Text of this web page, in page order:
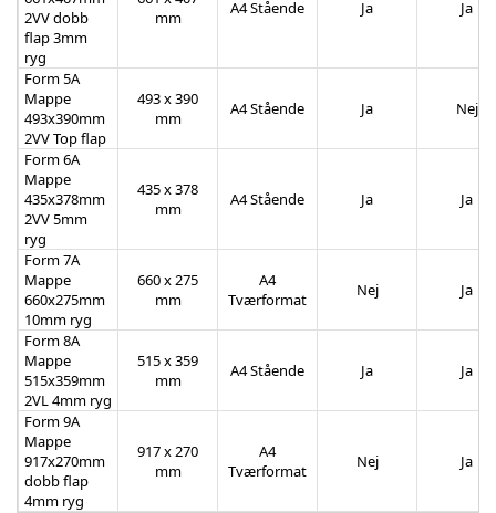
2VV dobb
flap 3mm
ryg
mm
A4 Stående Ja Ja
Form 5A
Mappe
493x390mm
2VV Top flap
493 x 390
mm
A4 Stående Ja Nej
Form 6A
Mappe
435x378mm
2VV 5mm
ryg
435 x 378
mm
A4 Stående Ja Ja
Form 7A
Mappe
660x275mm
10mm ryg
660 x 275
mm
A4
Tværformat
Nej Ja
Form 8A
Mappe
515x359mm
2VL 4mm ryg
515 x 359
mm
A4 Stående Ja Ja
Form 9A
Mappe
917x270mm
dobb flap
4mm ryg
917 x 270
mm
A4
Tværformat
Nej Ja